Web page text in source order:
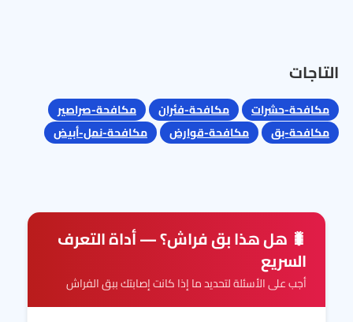
التاجات
مكافحة-حشرات مكافحة-فئران
مكافحة-صراصير
مكافحة-بق
مكافحة-قوارض مكافحة-نمل-أبيض
🐛 هل هذا بق فراش؟ — أداة التعرف
السريع
أجب على الأسئلة لتحديد ما إذا كانت إصابتك ببق الفراش